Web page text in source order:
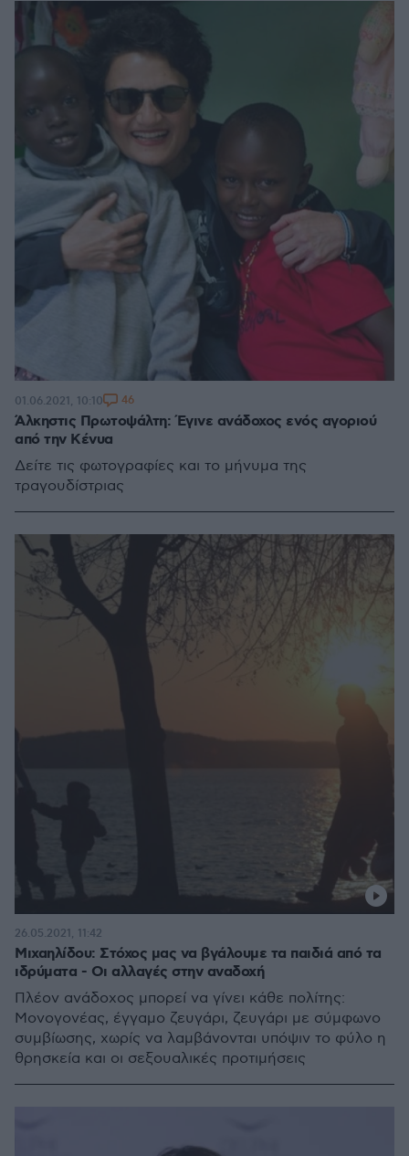
Άλκηστις Πρωτοψάλτη: Έγινε ανάδοχος ενός αγοριού
από την Κένυα
Δείτε τις φωτογραφίες και το μήνυμα της
τραγουδίστριας
01.06.2021, 10:10 46
Μιχαηλίδου: Στόχος μας να βγάλουμε τα παιδιά από τα
ιδρύματα - Οι αλλαγές στην αναδοχή
Πλέον ανάδοχος μπορεί να γίνει κάθε πολίτης:
Μονογονέας, έγγαμο ζευγάρι, ζευγάρι με σύμφωνο
συμβίωσης, χωρίς να λαμβάνονται υπόψιν το φύλο η
θρησκεία και οι σεξουαλικές προτιμήσεις
26.05.2021, 11:42